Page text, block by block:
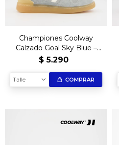
Championes Coolway
Calzado Goal Sky Blue –
Edición Exclusiva
$ 5.290
Talle COMPRAR